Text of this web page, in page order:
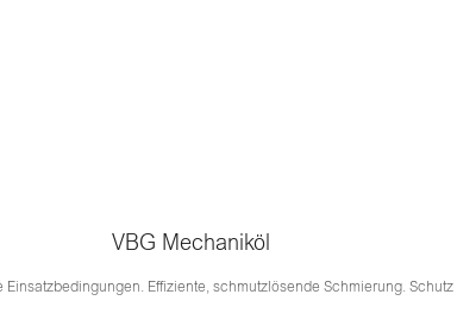
VBG Mechaniköl
Effiziente, schmutzlösende Schmierung.